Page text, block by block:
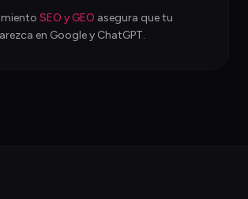
SEO y GEO asegura que tu
en Google y ChatGPT.